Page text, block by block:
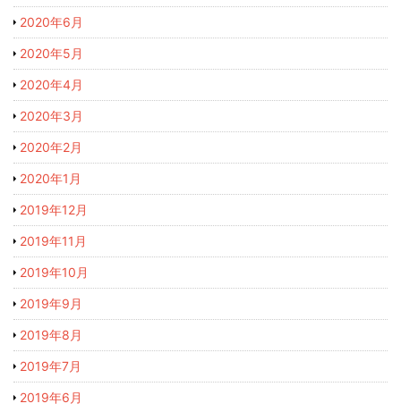
2020年6月
2020年5月
2020年4月
2020年3月
2020年2月
2020年1月
2019年12月
2019年11月
2019年10月
2019年9月
2019年8月
2019年7月
2019年6月